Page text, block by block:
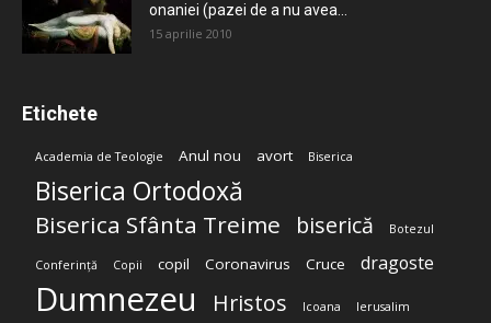
onaniei (pazei de a nu avea...
15 aprilie 2010
Etichete
Academia de Teologie Anul nou avort Biserica
Biserica Ortodoxă
Biserica Sfânta Treime biserică Botezul
Conferință Copii copil Coronavirus Cruce dragoste
Dumnezeu Hristos Icoana Ierusalim